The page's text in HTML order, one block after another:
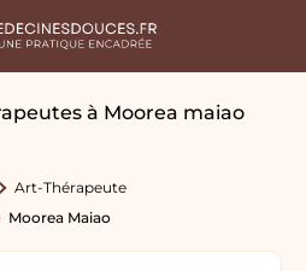
à Moorea maiao
Art-Thérapeute
Moorea Maiao